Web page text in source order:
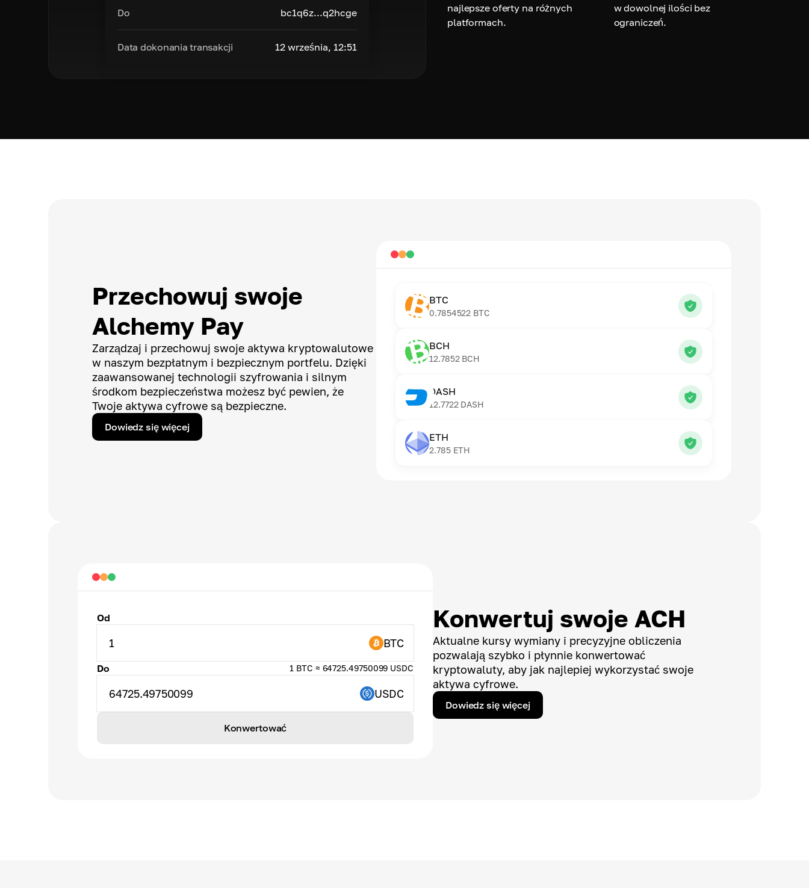
Do bc1q6z...q2hcge
Data dokonania transakcji 12 września, 12:51
najlepsze oferty na różnych
platformach.
w dowolnej ilości bez
ograniczeń.
Przechowuj swoje
Alchemy Pay
Zarządzaj i przechowuj swoje aktywa kryptowalutowe
w naszym bezpłatnym i bezpiecznym portfelu. Dzięki
zaawansowanej technologii szyfrowania i silnym
środkom bezpieczeństwa możesz być pewien, że
Twoje aktywa cyfrowe są bezpieczne.
Dowiedz się więcej
BTC
0.7854522 BTC
BCH
12.7852 BCH
DASH
12.7722 DASH
ETH
2.785 ETH
Konwertuj swoje ACH
Aktualne kursy wymiany i precyzyjne obliczenia
pozwalają szybko i płynnie konwertować
kryptowaluty, aby jak najlepiej wykorzystać swoje
aktywa cyfrowe.
Dowiedz się więcej
Od
1 BTC
Do 1 BTC ≈ 64725.49750099 USDC
64725.49750099 USDC
Konwertować